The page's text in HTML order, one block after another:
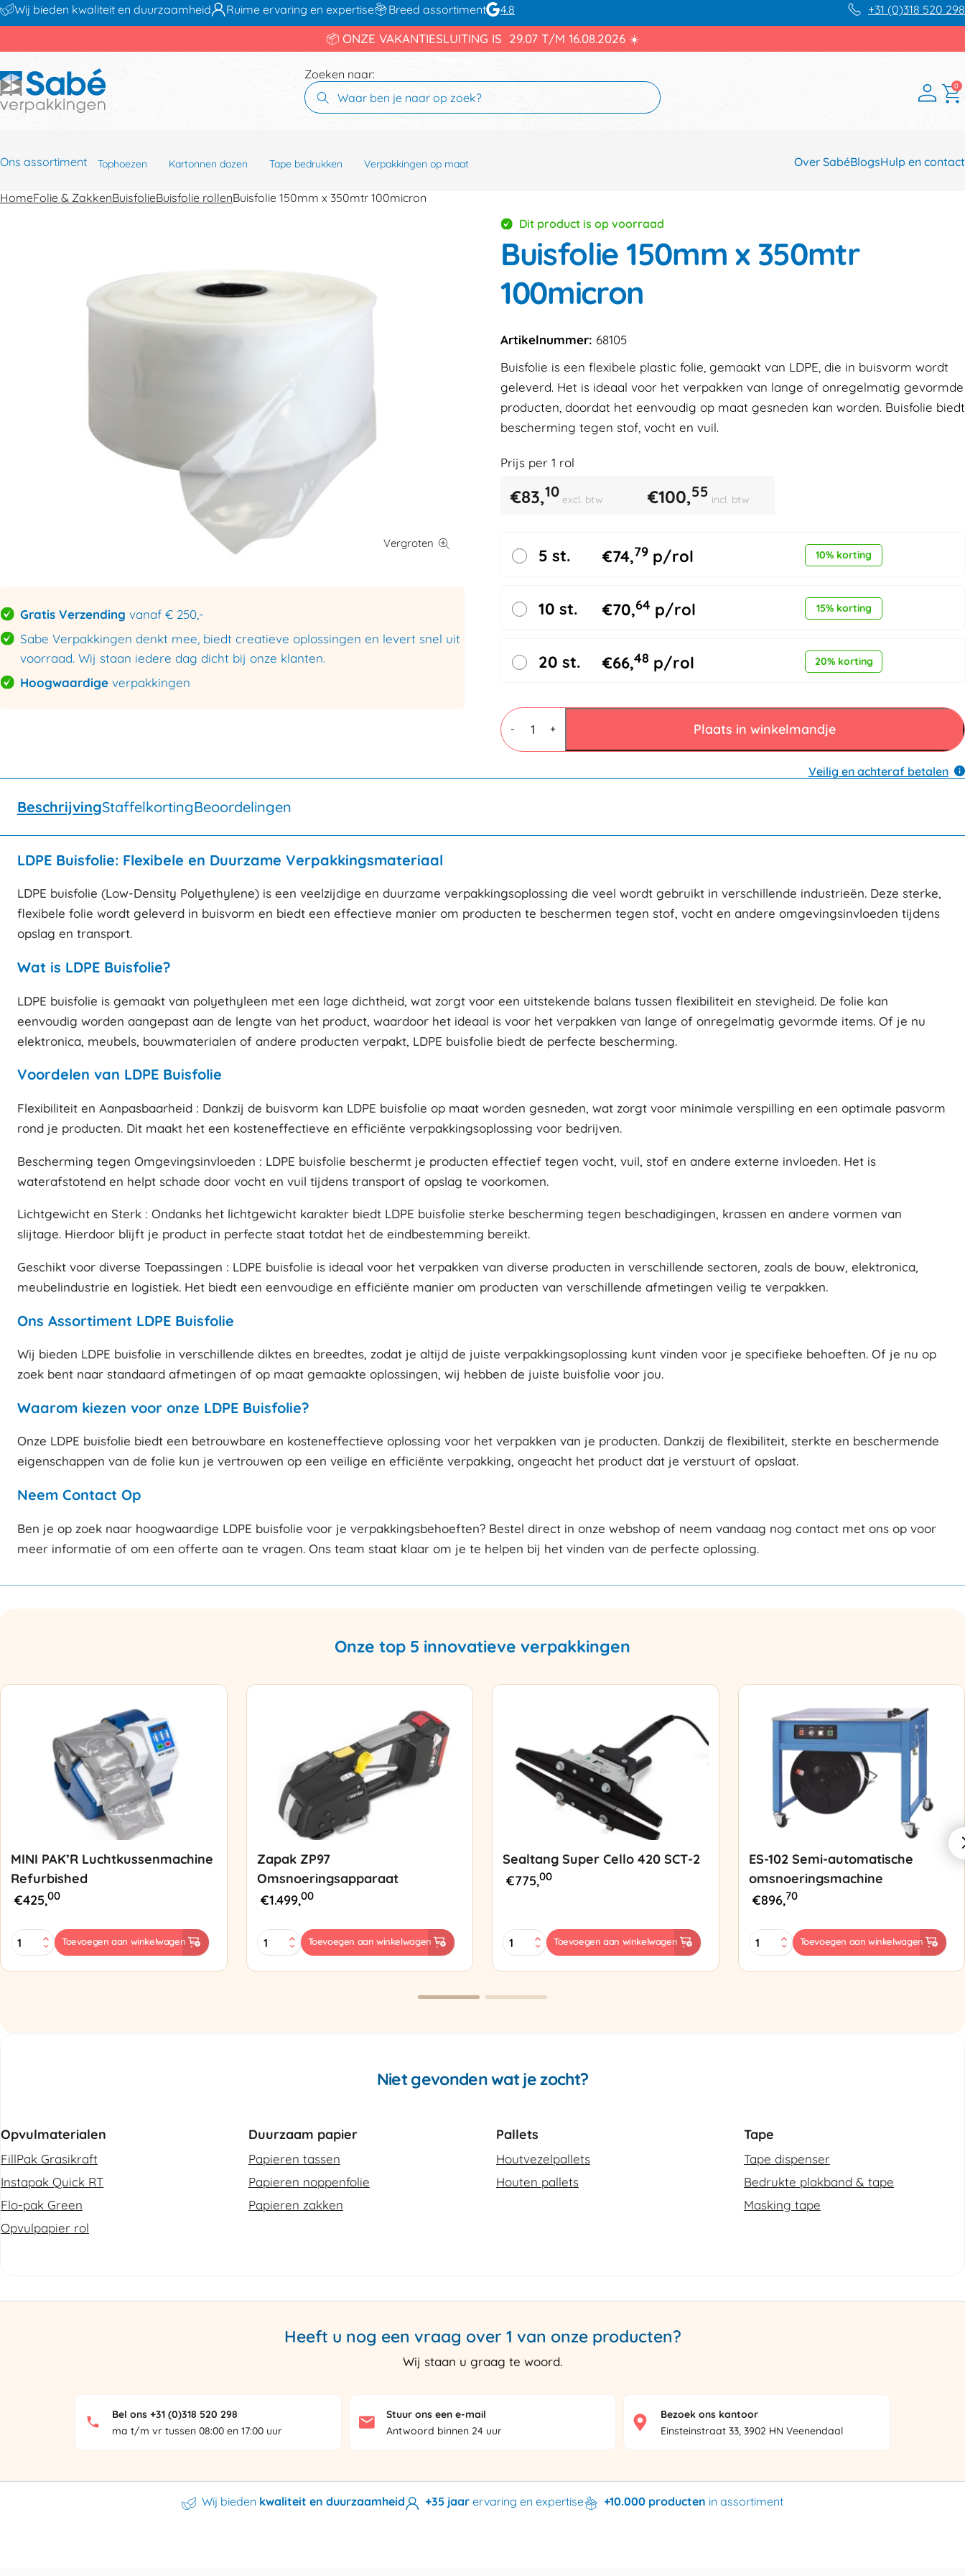
Wij bieden kwaliteit en duurzaamheid Ruime ervaring en expertise Breed assortiment 4.8 +31 (0)318 520 298
📦 ONZE VAKANTIESLUITING IS 29.07 T/M 16.08.2026 ☀️
Zoeken naar:
0
Ons assortiment Over SabéBlogsHulp en contact
Tophoezen Kartonnen dozen Tape bedrukken Verpakkingen op maat
HomeFolie & ZakkenBuisfolieBuisfolie rollenBuisfolie 150mm x 350mtr 100micron
Gratis Verzending vanaf € 250,-
Sabe Verpakkingen denkt mee, biedt creatieve oplossingen en levert snel uit
voorraad. Wij staan iedere dag dicht bij onze klanten.
Hoogwaardige verpakkingen
Dit product is op voorraad
Buisfolie 150mm x 350mtr
100micron
Artikelnummer: 68105
Buisfolie is een flexibele plastic folie, gemaakt van LDPE, die in buisvorm wordt
geleverd. Het is ideaal voor het verpakken van lange of onregelmatig gevormde
producten, doordat het eenvoudig op maat gesneden kan worden. Buisfolie biedt
bescherming tegen stof, vocht en vuil.
Prijs per 1 rol
€83,10 excl. btw €100,55 incl. btw
5 st. €74,79 p/rol 10% korting
10 st. €70,64 p/rol 15% korting
20 st. €66,48 p/rol 20% korting
-
Buisfolie
150mm
x
350mtr
aantal
+ Plaats in winkelmandje
Veilig en achteraf betalen
BeschrijvingStaffelkortingBeoordelingen
LDPE Buisfolie: Flexibele en Duurzame Verpakkingsmateriaal
LDPE buisfolie (Low-Density Polyethylene) is een veelzijdige en duurzame verpakkingsoplossing die veel wordt gebruikt in verschillende industrieën. Deze sterke,
flexibele folie wordt geleverd in buisvorm en biedt een effectieve manier om producten te beschermen tegen stof, vocht en andere omgevingsinvloeden tijdens
opslag en transport.
Wat is LDPE Buisfolie?
LDPE buisfolie is gemaakt van polyethyleen met een lage dichtheid, wat zorgt voor een uitstekende balans tussen flexibiliteit en stevigheid. De folie kan
eenvoudig worden aangepast aan de lengte van het product, waardoor het ideaal is voor het verpakken van lange of onregelmatig gevormde items. Of je nu
elektronica, meubels, bouwmaterialen of andere producten verpakt, LDPE buisfolie biedt de perfecte bescherming.
Voordelen van LDPE Buisfolie
Flexibiliteit en Aanpasbaarheid : Dankzij de buisvorm kan LDPE buisfolie op maat worden gesneden, wat zorgt voor minimale verspilling en een optimale pasvorm
rond je producten. Dit maakt het een kosteneffectieve en efficiënte verpakkingsoplossing voor bedrijven.
Bescherming tegen Omgevingsinvloeden : LDPE buisfolie beschermt je producten effectief tegen vocht, vuil, stof en andere externe invloeden. Het is
waterafstotend en helpt schade door vocht en vuil tijdens transport of opslag te voorkomen.
Lichtgewicht en Sterk : Ondanks het lichtgewicht karakter biedt LDPE buisfolie sterke bescherming tegen beschadigingen, krassen en andere vormen van
slijtage. Hierdoor blijft je product in perfecte staat totdat het de eindbestemming bereikt.
Geschikt voor diverse Toepassingen : LDPE buisfolie is ideaal voor het verpakken van diverse producten in verschillende sectoren, zoals de bouw, elektronica,
meubelindustrie en logistiek. Het biedt een eenvoudige en efficiënte manier om producten van verschillende afmetingen veilig te verpakken.
Ons Assortiment LDPE Buisfolie
Wij bieden LDPE buisfolie in verschillende diktes en breedtes, zodat je altijd de juiste verpakkingsoplossing kunt vinden voor je specifieke behoeften. Of je nu op
zoek bent naar standaard afmetingen of op maat gemaakte oplossingen, wij hebben de juiste buisfolie voor jou.
Waarom kiezen voor onze LDPE Buisfolie?
Onze LDPE buisfolie biedt een betrouwbare en kosteneffectieve oplossing voor het verpakken van je producten. Dankzij de flexibiliteit, sterkte en beschermende
eigenschappen van de folie kun je vertrouwen op een veilige en efficiënte verpakking, ongeacht het product dat je verstuurt of opslaat.
Neem Contact Op
Ben je op zoek naar hoogwaardige LDPE buisfolie voor je verpakkingsbehoeften? Bestel direct in onze webshop of neem vandaag nog contact met ons op voor
meer informatie of om een offerte aan te vragen. Ons team staat klaar om je te helpen bij het vinden van de perfecte oplossing.
Onze top 5 innovatieve verpakkingen
MINI PAK’R Luchtkussenmachine
Refurbished
€425,00
MINI
PAK'R
Toevoegen aan winkelwagen
Zapak ZP97
Omsnoeringsapparaat
€1.499,00
Zapak
ZP97
Toevoegen aan winkelwagen
Sealtang Super Cello 420 SCT-2
€775,00
Sealtang
Super
Toevoegen aan winkelwagen
ES-102 Semi-automatische
omsnoeringsmachine
€896,70
ES-
102
Toevoegen aan winkelwagen
Niet gevonden wat je zocht?
Opvulmaterialen
FillPak Grasikraft
Instapak Quick RT
Flo-pak Green
Opvulpapier rol
Duurzaam papier
Papieren tassen
Papieren noppenfolie
Papieren zakken
Pallets
Houtvezelpallets
Houten pallets
Tape
Tape dispenser
Bedrukte plakband & tape
Masking tape
Heeft u nog een vraag over 1 van onze producten?
Wij staan u graag te woord.
Bel ons +31 (0)318 520 298
ma t/m vr tussen 08:00 en 17:00 uur
Stuur ons een e-mail
Antwoord binnen 24 uur
Bezoek ons kantoor
Einsteinstraat 33, 3902 HN Veenendaal
Wij bieden kwaliteit en duurzaamheid +35 jaar ervaring en expertise +10.000 producten in assortiment